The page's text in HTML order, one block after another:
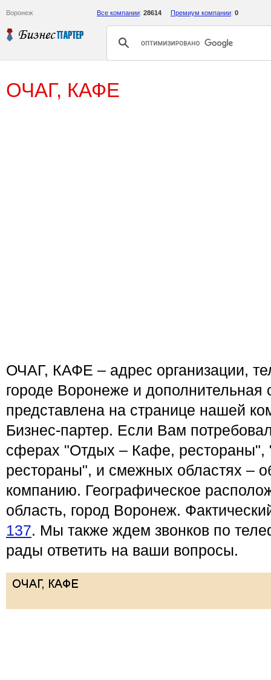
Воронеж Все компании: 28614 Премиум компании: 0
ОЧАГ, КАФЕ
ОЧАГ, КАФЕ – адрес организации,
городе Воронеже и
представлена на странице нашей
Бизнес-партер. Если Вам
сферах "Отдых – Кафе,
рестораны", и смежных областях –
компанию. Географическое
область, город Воронеж.
137. Мы также ждем звонков по
рады ответить на ваши вопросы.